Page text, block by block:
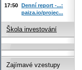
17:50 Denní report -...:
paiza.io/projec...
Škola investování
Zajímavé vzestupy